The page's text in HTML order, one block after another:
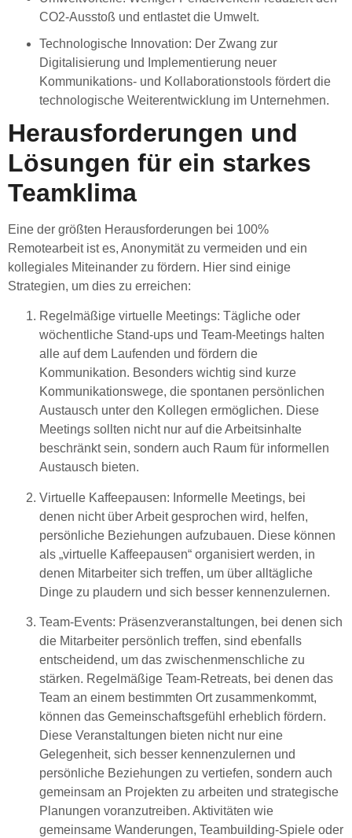
CO2-Ausstoß und entlastet die Umwelt.
Technologische Innovation: Der Zwang zur
Digitalisierung und Implementierung neuer
Kommunikations- und Kollaborationstools fördert die
technologische Weiterentwicklung im Unternehmen.
Herausforderungen und
Lösungen für ein starkes
Teamklima
Eine der größten Herausforderungen bei 100%
Remotearbeit ist es, Anonymität zu vermeiden und ein
kollegiales Miteinander zu fördern. Hier sind einige
Strategien, um dies zu erreichen:
Regelmäßige virtuelle Meetings: Tägliche oder
wöchentliche Stand-ups und Team-Meetings halten
alle auf dem Laufenden und fördern die
Kommunikation. Besonders wichtig sind kurze
Kommunikationswege, die spontanen persönlichen
Austausch unter den Kollegen ermöglichen. Diese
Meetings sollten nicht nur auf die Arbeitsinhalte
beschränkt sein, sondern auch Raum für informellen
Austausch bieten.
Virtuelle Kaffeepausen: Informelle Meetings, bei
denen nicht über Arbeit gesprochen wird, helfen,
persönliche Beziehungen aufzubauen. Diese können
als „virtuelle Kaffeepausen“ organisiert werden, in
denen Mitarbeiter sich treffen, um über alltägliche
Dinge zu plaudern und sich besser kennenzulernen.
Team-Events: Präsenzveranstaltungen, bei denen sich
die Mitarbeiter persönlich treffen, sind ebenfalls
entscheidend, um das zwischenmenschliche zu
stärken. Regelmäßige Team-Retreats, bei denen das
Team an einem bestimmten Ort zusammenkommt,
können das Gemeinschaftsgefühl erheblich fördern.
Diese Veranstaltungen bieten nicht nur eine
Gelegenheit, sich besser kennenzulernen und
persönliche Beziehungen zu vertiefen, sondern auch
gemeinsam an Projekten zu arbeiten und strategische
Planungen voranzutreiben. Aktivitäten wie
gemeinsame Wanderungen, Teambuilding-Spiele oder